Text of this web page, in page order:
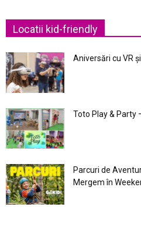
Locatii kid-friendly
Aniversări cu VR
Toto Play & Party
Parcuri de
Mergem în